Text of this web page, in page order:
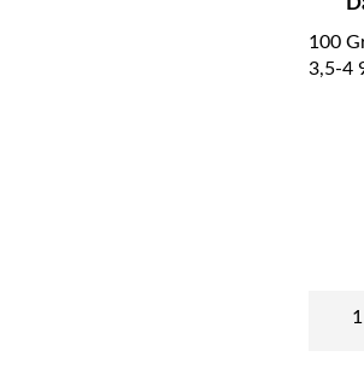
100
3,5-4